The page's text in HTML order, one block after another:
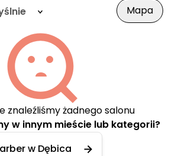
Mapa
znaleźliśmy żadnego salonu
w innym mieście lub kategorii?
w Dębica